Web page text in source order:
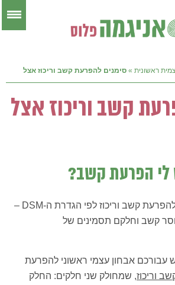
ראשונית » סימנים להפרעת קשב וריכוז אצל
קשב וריכוז אצל
לי הפרעת קשב?
כאן מפורטים סימנים להפרעת קשב וריכוז לפי הגדרת ה-DSM –
קשב וחלקם תסמינים של
עבורכם אבחון עצמי ראשוני להפרעת
וריכוז, שמחולק שני חלקים: החלק